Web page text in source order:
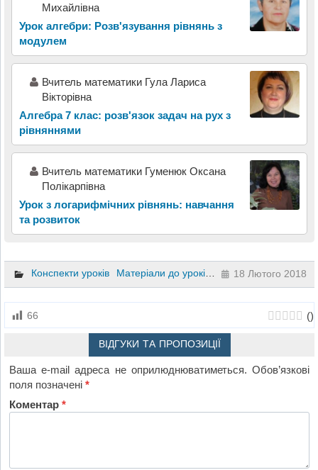
Михайлівна
Урок алгебри: Розв'язування рівнянь з
модулем
Вчитель математики Гула Лариса
Вікторівна
Алгебра 7 клас: розв'язок задач на рух з
рівняннями
Вчитель математики Гуменюк Оксана
Полікарпівна
Урок з логарифмічних рівнянь: навчання
та розвиток
Конспекти уроків Матеріали до уроків Алгебра 10 клас
18 Лютого 2018
66 ()
ВІДГУКИ ТА ПРОПОЗИЦІЇ
Ваша e-mail адреса не оприлюднюватиметься. Обов’язкові
поля позначені*
Коментар*